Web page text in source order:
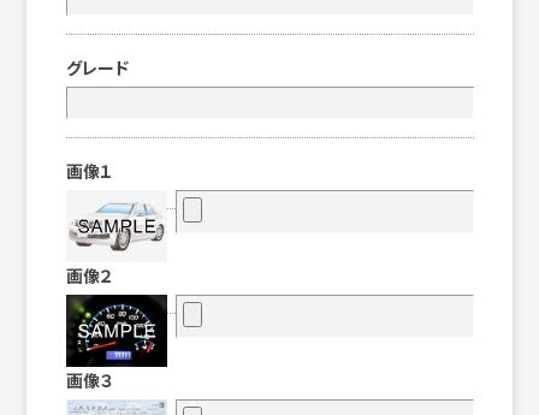
グレード
画像１
画像２
画像３